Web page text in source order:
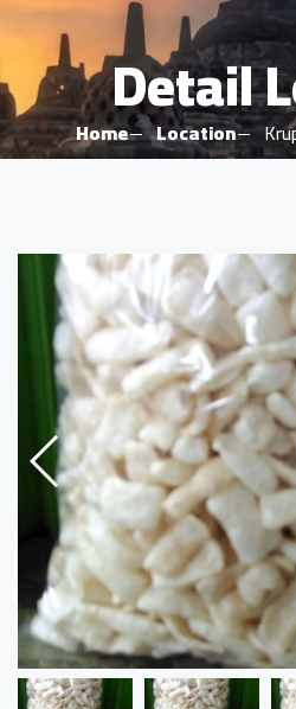
Detail
Home Location